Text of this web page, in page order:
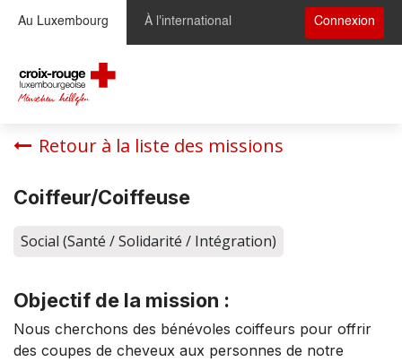
Au Luxembourg À l'international Connexion
Retour à la liste des missions
Coiffeur/Coiffeuse
Social (Santé / Solidarité / Intégration)
Objectif de la mission :
Nous cherchons des bénévoles coiffeurs pour offrir
des coupes de cheveux aux personnes de notre